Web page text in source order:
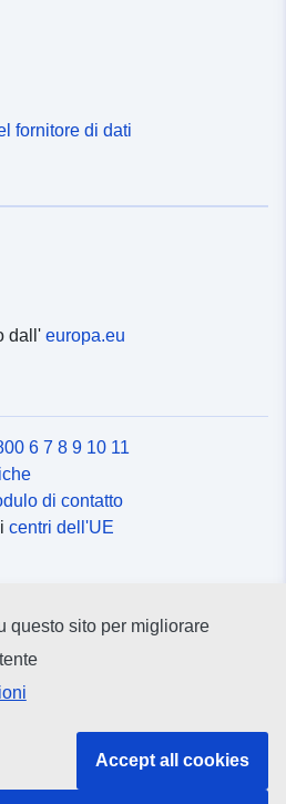
fornitore di dati
dall' europa.eu
6 7 8 9 10 11
di contatto
centri dell'UE
questo sito per migliorare
Accept all cookies